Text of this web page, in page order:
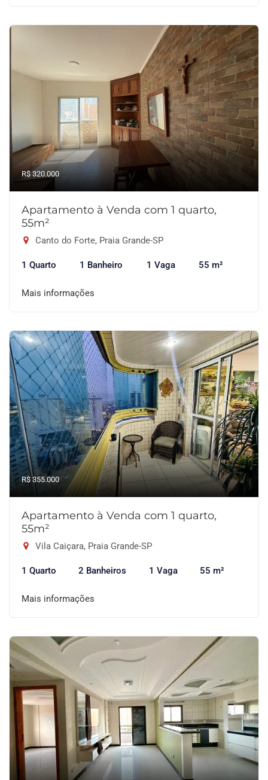
R$ 320.000
Apartamento à Venda com 1 quarto,
55m²
Canto do Forte, Praia Grande-SP
1 Quarto 1 Banheiro 1 Vaga 55 m²
Mais informações
R$ 355.000
Apartamento à Venda com 1 quarto,
55m²
Vila Caiçara, Praia Grande-SP
1 Quarto 2 Banheiros 1 Vaga 55 m²
Mais informações